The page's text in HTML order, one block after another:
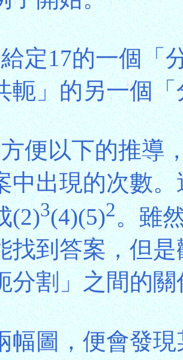
定17的一個「
軛」的另一個
便以下的推導
中出現的次數
(2)3(4)(5)2。雖
找到答案，但
分割」之間的
幅圖，便會發